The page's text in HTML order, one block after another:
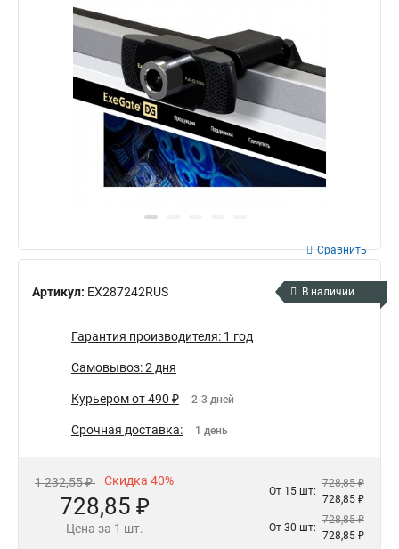
Артикул: EX287242RUS
Сравнить
В наличии
Гарантия производителя: 1 год
Самовывоз: 2 дня
Курьером от 490 ₽ 2-3 дней
Срочная доставка: 1 день
1 232,55 ₽ Скидка 40%
728,85 ₽
Цена за 1 шт.
От 15 шт:
728,85 ₽
728,85 ₽
От 30 шт:
728,85 ₽
728,85 ₽